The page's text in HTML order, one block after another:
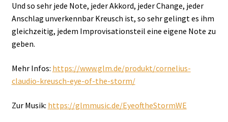
Und so sehr jede Note, jeder Akkord, jeder Change, jeder
Anschlag unverkennbar Kreusch ist, so sehr gelingt es ihm
gleichzeitig, jedem Improvisationsteil eine eigene Note zu
geben.
Mehr Infos: https://www.glm.de/produkt/cornelius-
claudio-kreusch-eye-of-the-storm/
Zur Musik: https://glmmusic.de/EyeoftheStormWE